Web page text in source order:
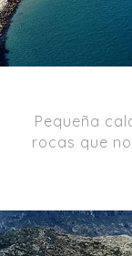
Pequeña
rocas que